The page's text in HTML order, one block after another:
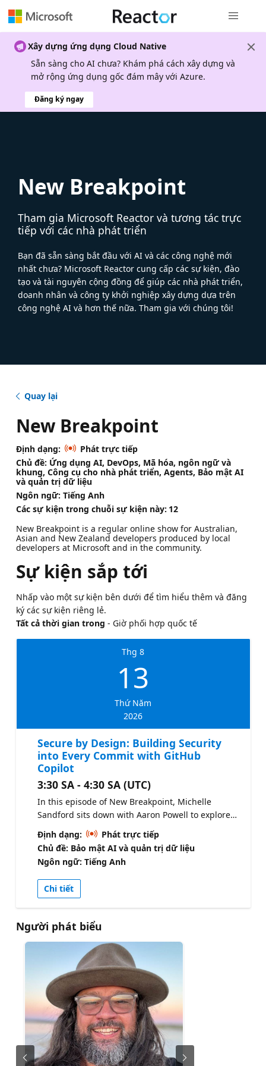
Xây dựng ứng dụng Cloud Native
Sẵn sàng cho AI chưa? Khám phá cách xây dựng và
mở rộng ứng dụng gốc đám mây với Azure.
Đăng ký ngay
New Breakpoint
Tham gia Microsoft Reactor và tương tác trực
tiếp với các nhà phát triển
Bạn đã sẵn sàng bắt đầu với AI và các công nghệ mới
nhất chưa? Microsoft Reactor cung cấp các sự kiện, đào
tạo và tài nguyên cộng đồng để giúp các nhà phát triển,
doanh nhân và công ty khởi nghiệp xây dựng dựa trên
công nghệ AI và hơn thế nữa. Tham gia với chúng tôi!
Quay lại
New Breakpoint
Định dạng:
Phát trực tiếp
Chủ đề: Ứng dụng AI, DevOps, Mã hóa, ngôn ngữ và
khung, Công cụ cho nhà phát triển, Agents, Bảo mật AI
và quản trị dữ liệu
Ngôn ngữ: Tiếng Anh
Các sự kiện trong chuỗi sự kiện này: 12
New Breakpoint is a regular online show for Australian,
Asian and New Zealand developers produced by local
developers at Microsoft and in the community.
Sự kiện sắp tới
Nhấp vào một sự kiện bên dưới để tìm hiểu thêm và đăng
ký các sự kiện riêng lẻ.
Tất cả thời gian trong - Giờ phối hợp quốc tế
Thg 8
13
Thứ Năm
2026
Secure by Design: Building Security
into Every Commit with GitHub
Copilot
3:30 SA - 4:30 SA (UTC)
In this episode of New Breakpoint, Michelle
Sandford sits down with Aaron Powell to explore
the GitHub Copilot App - a new experience that
brings agentic workflows directly into your day-to-
day work on GitHub. Rather than focusing purely
on code, the Copilot App introduces a shift
toward task-driven collaboration, enabling
developers and broader technical teams to
manage pull requests, issues, and backlogs
through intelligent, agent-powered workflows.
Together, Michelle and Aaron take a hands-on
look at how the app enables: Automations:
creating scheduled workflows like daily pull
request summaries or issue triage, tailored to
your team’s needs Agent-driven sessions: working
across repositories with isolated contexts,
allowing multiple streams of work to run in
parallel Backlog visibility: helping product owners
and managers stay across issues and progress
without needing to dive into code Interactive
collaboration: reviewing changes, adding inline
Định dạng:
Phát trực tiếp
Chủ đề: Bảo mật AI và quản trị dữ liệu
Ngôn ngữ: Tiếng Anh
Chi tiết
Người phát biểu